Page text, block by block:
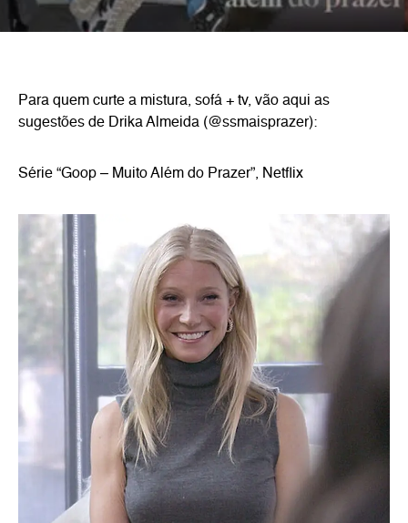
Para quem curte a mistura, sofá + tv, vão aqui as
sugestões de Drika Almeida (@ssmaisprazer):
Série “Goop – Muito Além do Prazer”, Netflix